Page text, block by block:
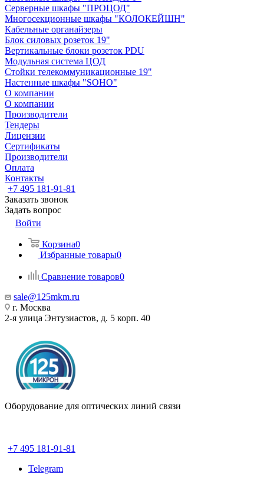
Серверные шкафы "ПРОЦОД"
Многосекционные шкафы "КОЛОКЕЙШН"
Кабельные органайзеры
Блок силовых розеток 19"
Вертикальные блоки розеток PDU
Модульная система ЦОД
Стойки телекоммуникационные 19"
Настенные шкафы "SOHO"
О компании
О компании
Производители
Тендеры
Лицензии
Сертификаты
Производители
Оплата
Контакты
+7 495 181-91-81
Заказать звонок
Задать вопрос
Войти
Корзина0
Избранные товары0
Сравнение товаров0
sale@125mkm.ru
г. Москва
2-я улица Энтузиастов, д. 5 корп. 40
Оборудование для оптических линий связи
+7 495 181-91-81
Telegram